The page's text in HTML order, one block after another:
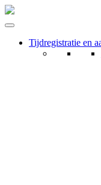
Tijdregistratie en